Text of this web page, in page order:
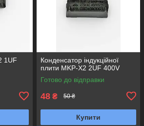
1UF
Конденсатор індукційної
плити MKP-X2 2UF 400V
Готово до відправки
48 ₴ 50 ₴
Купити